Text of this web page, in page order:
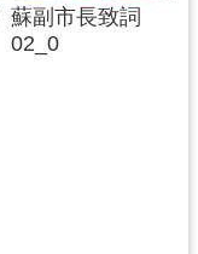
蘇副市長致詞
02_0